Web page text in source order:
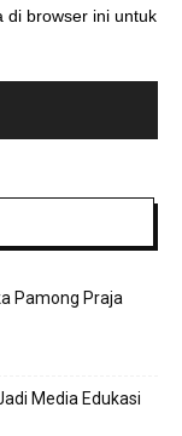
di browser ini untuk
Pamong Praja
Media Edukasi